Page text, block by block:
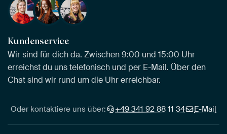
Kundenservice
Wir sind für dich da. Zwischen 9:00 und 15:00 Uhr
erreichst du uns telefonisch und per E-Mail. Über den
Chat sind wir rund um die Uhr erreichbar.
Oder kontaktiere uns über: +49 341 92 88 11 34 E-Mail